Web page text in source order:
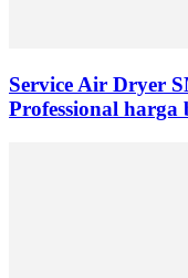
Service Air Dryer
Professional harga